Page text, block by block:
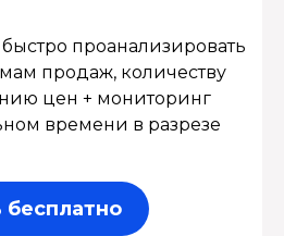
проанализировать
продаж, количеству
цен + мониторинг
времени в разрезе
бесплатно